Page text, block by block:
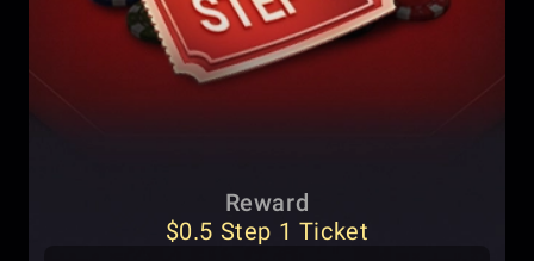
Reward
$0.5 Step 1 Ticket